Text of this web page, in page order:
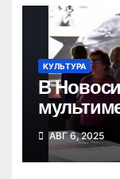
КУЛЬТУРА
В
АВГ 6, 2025